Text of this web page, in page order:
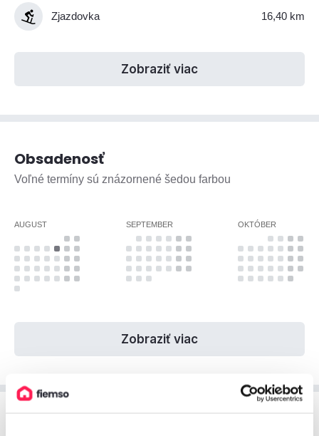
Zjazdovka 16,40 km
Zobraziť viac
Obsadenosť
Voľné termíny sú znázornené šedou farbou
AUGUST SEPTEMBER OKTÓBER
Zobraziť viac